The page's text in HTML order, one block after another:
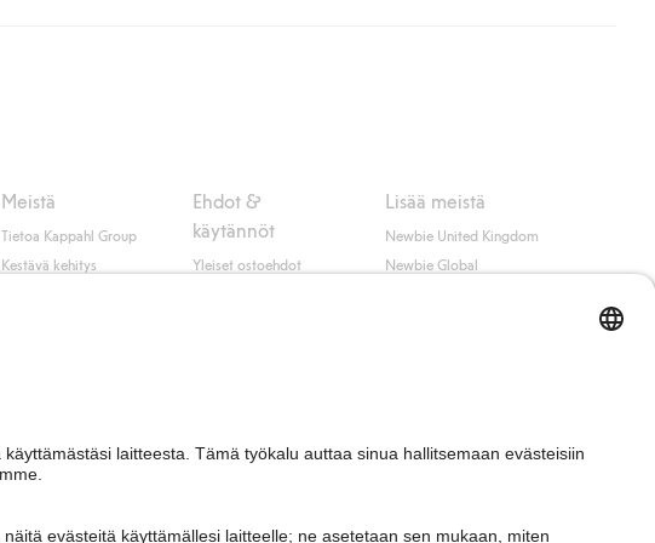
Meistä
Tietoa Kappahl Group
Kestävä kehitys
Ehdot &
käytännöt
Yleiset ostoehdot
Lisää meistä
Newbie United Kingdom
Newbie Global